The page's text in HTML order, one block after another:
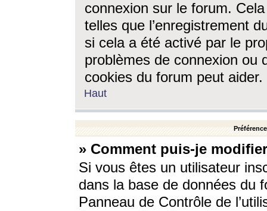
connexion sur le forum.
telles que l’enregistrement
si cela a été activé par le
problèmes de connexion ou
cookies du forum peut aider.
Haut
» Comment puis-je
Si vous êtes un utilisateur
dans la base de données du
Panneau de Contrôle de